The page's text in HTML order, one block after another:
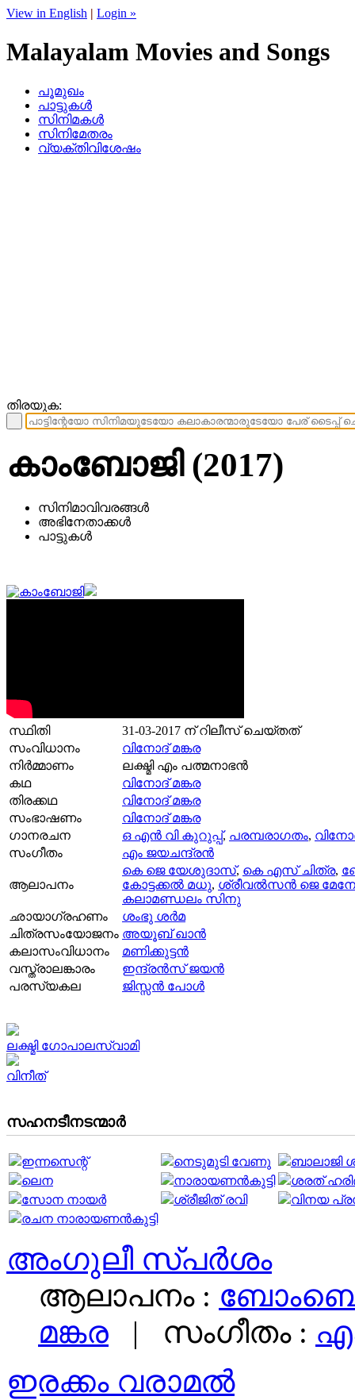
View in English | Login »
Malayalam Movies and Songs
പൂമുഖം
പാട്ടുകള്‍
സിനിമകള്‍
സിനിമേതരം
വ്യക്തിവിശേഷം
തിരയുക:
കാംബോജി (2017)
സിനിമാവിവരങ്ങള്‍
അഭിനേതാക്കള്‍
പാട്ടുകള്‍
സ്ഥിതി 31-03-2017 ന് റിലീസ് ചെയ്തത്
സംവിധാനം
വിനോദ് മങ്കര
നിര്‍മ്മാണം
ലക്ഷ്മി എം പത്മനാഭന്‍
കഥ
വിനോദ് മങ്കര
തിരക്കഥ
വിനോദ് മങ്കര
സംഭാഷണം
വിനോദ് മങ്കര
ഗാനരചന
ഒ എൻ വി കുറുപ്പ്, പരമ്പരാഗതം,
സംഗീതം
എം ജയചന്ദ്രന്‍
ആലാപനം
കെ ജെ യേശുദാസ്, കെ എസ്‌ ചിത്ര,
കോട്ടക്കല്‍ മധു, ശ്രീവല്‍സന്‍ ജെ
കലാമണ്ഡലം സിനു
ഛായാഗ്രഹണം
ശംഭു ശർമ
ചിത്രസംയോജനം അയൂബ് ഖാൻ
കലാസംവിധാനം
മണിക്കുട്ടൻ
വസ്ത്രാലങ്കാരം
ഇന്ദ്രൻസ് ജയൻ
പരസ്യകല
ജിസ്സന്‍ പോള്‍
ലക്ഷ്മി ഗോപാലസ്വാമി
വിനീത്
സഹനടീനടന്മാര്‍
ഇന്നസെന്റ്‌ നെടുമുടി വേണു
ബാലാജി
ലെന
നാരായണൻകുട്ടി
ശരത്
സോന നായർ
ശ്രീജിത് രവി
വിനയ
രചന നാരായണന്‍കുട്ടി
അംഗുലീ സ്പർശം
ആലാപനം :
മങ്കര | സംഗീതം :
ഇരക്കം വരാമൽ